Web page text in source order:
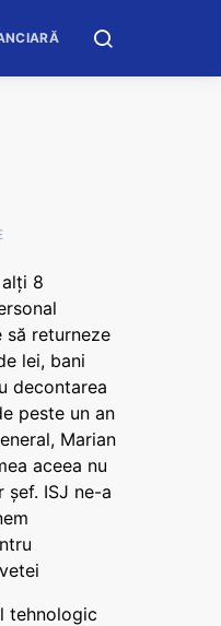
8
să returneze
lei, bani
decontarea
peste un an
Marian
aceea nu
șef. ISJ ne-a
tehnologic